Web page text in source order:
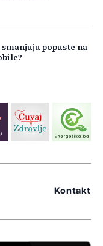
popuste na
Kontakt